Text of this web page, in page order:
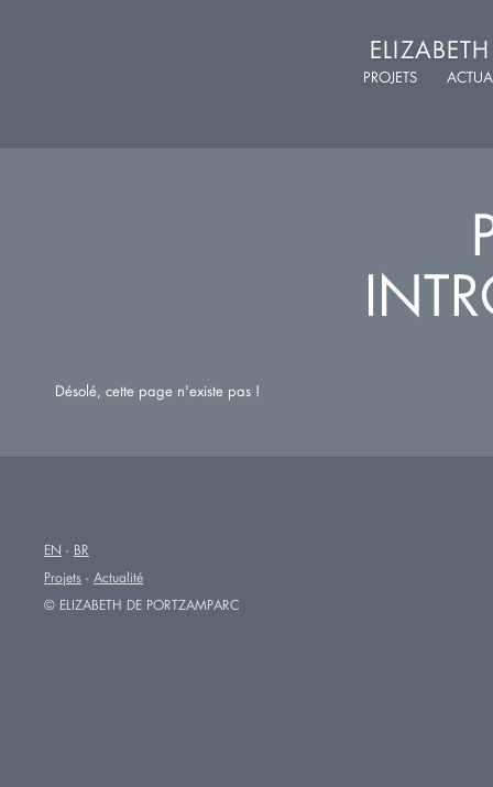
PROJETS
Désolé, cette page n'existe pas !
EN
BR
Projets
Actualité
© ELIZABETH DE PORTZAMPARC